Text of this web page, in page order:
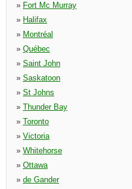
» Fort Mc Murray
» Halifax
» Montréal
» Québec
» Saint John
» Saskatoon
» St Johns
» Thunder Bay
» Toronto
» Victoria
» Whitehorse
» Ottawa
» de Gander